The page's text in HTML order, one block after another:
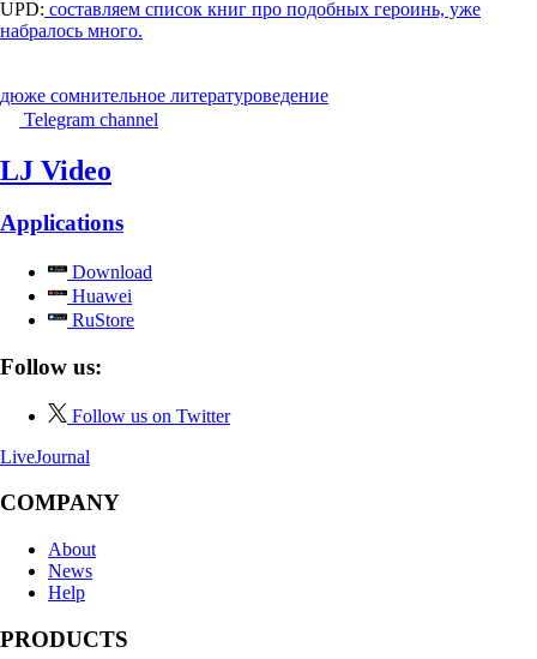
UPD: составляем список книг про подобных героинь, уже
набралось много.
дюже сомнительное литературоведение
Telegram channel
LJ Video
Applications
Download
Huawei
RuStore
Follow us:
Follow us on Twitter
LiveJournal
COMPANY
About
News
Help
PRODUCTS